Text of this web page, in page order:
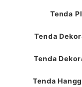
Tenda
Tenda
Tenda
Tenda